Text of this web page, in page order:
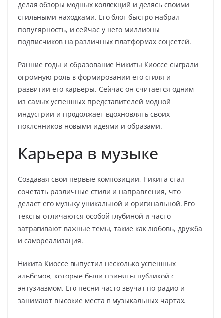
делая обзоры модных коллекций и делясь своими
стильными находками. Его блог быстро набрал
популярность, и сейчас у него миллионы
подписчиков на различных платформах соцсетей.
Ранние годы и образование Никиты Киоссе сыграли
огромную роль в формировании его стиля и
развитии его карьеры. Сейчас он считается одним
из самых успешных представителей модной
индустрии и продолжает вдохновлять своих
поклонников новыми идеями и образами.
Карьера в музыке
Создавая свои первые композиции, Никита стал
сочетать различные стили и направления, что
делает его музыку уникальной и оригинальной. Его
тексты отличаются особой глубиной и часто
затрагивают важные темы, такие как любовь, дружба
и самореализация.
Никита Киоссе выпустил несколько успешных
альбомов, которые были приняты публикой с
энтузиазмом. Его песни часто звучат по радио и
занимают высокие места в музыкальных чартах.